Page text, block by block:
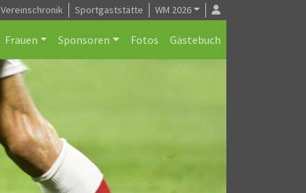
Vereinschronik Sportgaststätte WM 2026
Frauen Sponsoren Fotos Gästebuch